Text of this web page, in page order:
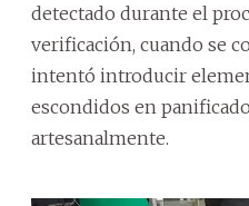
detectado durante el
verificación, cuando se
intentó introducir
escondidos en
artesanalmente.